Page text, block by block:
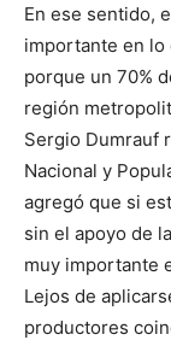
En ese sentido,
importante en lo
porque un 70%
región
Sergio Dumrauf
Nacional y
agregó que si
sin el apoyo de
muy importante
Lejos de
productores